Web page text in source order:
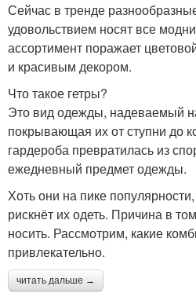
Сейчас в тренде
удовольствием носят все
ассортимент поражает
и красивым декором.
Что такое гетры?
Это вид одежды, надеваемый
покрывающая их от ступни до
гардероба превратилась из
ежедневный предмет одежды.
Хоть они на пике
рискнёт их одеть. Причина в
носить. Рассмотрим, какие
привлекательно.
читать дальше →